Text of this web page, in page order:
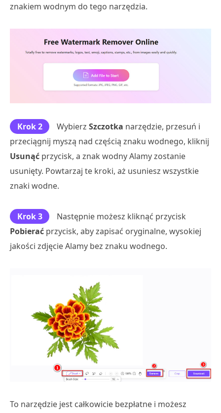
znakiem wodnym do tego narzędzia.
Krok 2 Wybierz Szczotka narzędzie, przesuń i
przeciągnij myszą nad częścią znaku wodnego, kliknij
Usunąć przycisk, a znak wodny Alamy zostanie
usunięty. Powtarzaj te kroki, aż usuniesz wszystkie
znaki wodne.
Krok 3
Następnie możesz kliknąć przycisk
Pobierać przycisk, aby zapisać oryginalne, wysokiej
jakości zdjęcie Alamy bez znaku wodnego.
To narzędzie jest całkowicie bezpłatne i możesz